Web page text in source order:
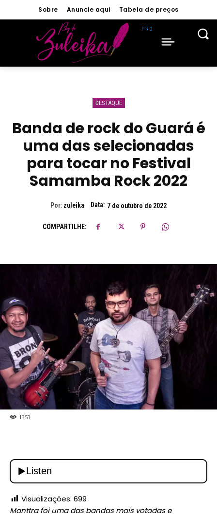
Sobre Anuncie aqui Tabela de preços
DESTAQUE
Banda de rock do Guará é
uma das selecionadas
para tocar no Festival
Samamba Rock 2022
Por: zuleika Data: 7 de outubro de 2022
COMPARTILHE:
1353
Visualizações: 699
Manttra foi uma das bandas mais votadas e